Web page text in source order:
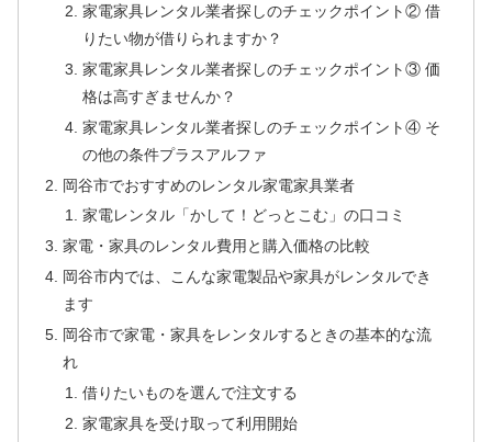
家電家具レンタル業者探しのチェックポイント② 借
りたい物が借りられますか？
家電家具レンタル業者探しのチェックポイント③ 価
格は高すぎませんか？
家電家具レンタル業者探しのチェックポイント④ そ
の他の条件プラスアルファ
岡谷市でおすすめのレンタル家電家具業者
家電レンタル「かして！どっとこむ」の口コミ
家電・家具のレンタル費用と購入価格の比較
岡谷市内では、こんな家電製品や家具がレンタルでき
ます
岡谷市で家電・家具をレンタルするときの基本的な流
れ
借りたいものを選んで注文する
家電家具を受け取って利用開始